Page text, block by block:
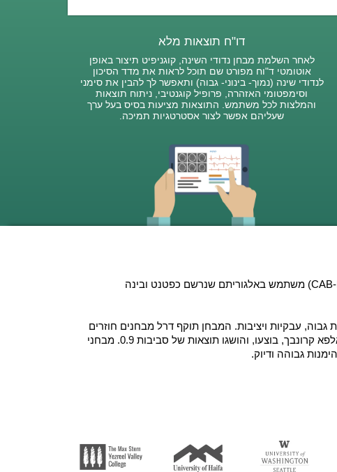
דו"ח תוצאות מלא
לאחר השלמת מבחן נדודי השינה, קוגניפיט תיצור באופן
אוטומטי ד"וח מפורט שם תוכל לראות את מדד הסיכון
לנדודי שינה (נמוך- בינוני- גבוה) ותאפשר לך להבין את סימני
וסימפטומי האזהרה, פרופיל קוגנטיבי, ניתוח תוצאות
והמלצות לכל משתמש. התוצאות מציעות בסיס בעל ערך
שעליהם אפשר לצור אסטרטגיות תמיכה.
מקבץ הערכה קוגנטיבית לנדודי שינה מבית קוגניפיט (CAB-IN) משתמש באלגוריתם שנרשם כפטנט ובינה
גבוה, עבקיות ויציבות. המבחן תוקף דרל מבחנים חוזרים
ותהליכי מדידה. מחקרים רוחביים מעוצבים, כמו מקדם אלפא קרונבך, בוצעו, והושגו תוצאות של סביבות 0.9. מבחני